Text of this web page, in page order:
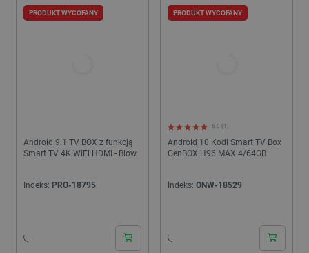
Android 9.1 TV BOX z funkcją
Smart TV 4K WiFi HDMI - Blow
Indeks: PRO-18795
PRODUKT WYCOFANY
Android 10 Kodi Smart TV Box
GenBOX H96 MAX 4/64GB
5.0 (1)
Indeks: ONW-18529
PRODUKT WYCOFANY